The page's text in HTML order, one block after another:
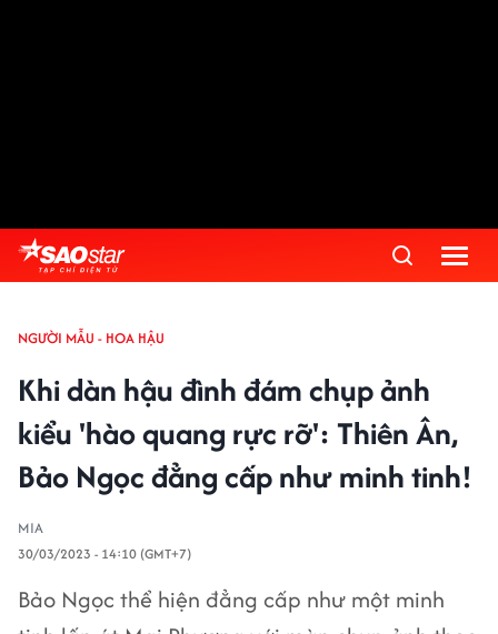
NGƯỜI MẪU - HOA HẬU
Khi dàn hậu đình đám chụp ảnh
kiểu 'hào quang rực rỡ': Thiên Ân,
Bảo Ngọc đẳng cấp như minh tinh!
MIA
30/03/2023 - 14:10 (GMT+7)
Bảo Ngọc thể hiện đẳng cấp như một minh